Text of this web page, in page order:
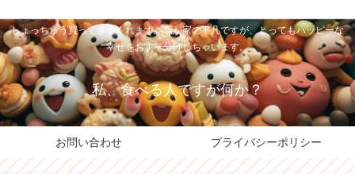
しょっちゅう買ってきてくれます。我が家の平凡ですが、とってもハッピーな
幸せをおすそ分けしちゃいます。
私、食べる人ですが何か？
お問い合わせ プライバシーポリシー